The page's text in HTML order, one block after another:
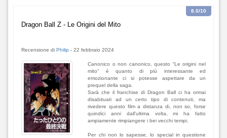
Dragon Ball Z - Le Origini del Mito
8.0/10
Recensione di Philip - 22 febbraio 2024
Canonico o non canonico, questo “Le origini nel
mito” è quanto di più interessante ed
emozionante ci si potesse aspettare da un
prequel della saga.
Sarà che il franchise di Dragon Ball ci ha ormai
disabituati ad un certo tipo di contenuti, ma
rivedere questo film a distanza di, non so, forse
quindici anni dall’ultima volta, mi ha fatto
ampiamente rimpiangere i bei vecchi tempi.
Per chi non lo sapesse, lo special in questione